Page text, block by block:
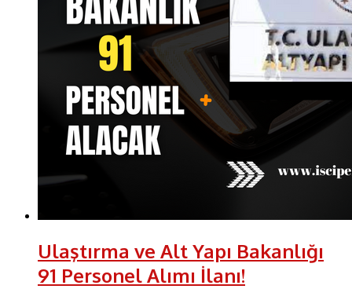
Ulaştırma ve Alt Yapı Bakanlığı
91 Personel Alımı İlanı!